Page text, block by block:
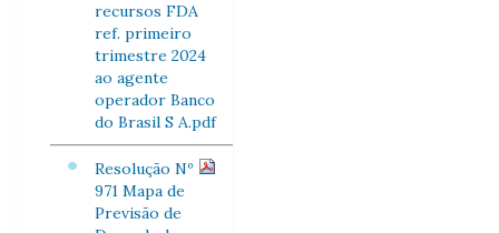
recursos FDA
ref. primeiro
trimestre 2024
ao agente
operador Banco
do Brasil S A.pdf
Resolução Nº
971 Mapa de
Previsão de